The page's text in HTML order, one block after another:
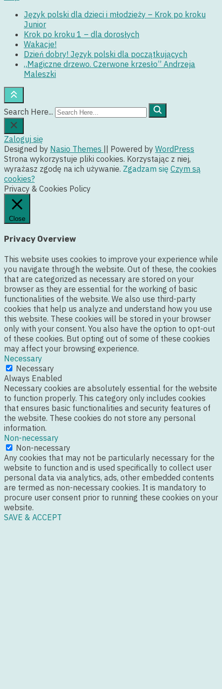
Język polski dla dzieci i młodzieży – Krok po kroku
Junior
Krok po kroku 1 – dla dorosłych
Wakacje!
Dzień dobry! Język polski dla początkujących
„Magiczne drzewo. Czerwone krzesło” Andrzeja
Maleszki
Search Here...
Zaloguj się
Designed by Nasio Themes || Powered by WordPress
Strona wykorzystuje pliki cookies. Korzystając z niej,
wyrażasz zgodę na ich używanie. Zgadzam się Czym są
cookies?
Privacy & Cookies Policy
Close
Privacy Overview
This website uses cookies to improve your experience while
you navigate through the website. Out of these, the cookies
that are categorized as necessary are stored on your
browser as they are essential for the working of basic
functionalities of the website. We also use third-party
cookies that help us analyze and understand how you use
this website. These cookies will be stored in your browser
only with your consent. You also have the option to opt-out
of these cookies. But opting out of some of these cookies
may affect your browsing experience.
Necessary
Necessary
Always Enabled
Necessary cookies are absolutely essential for the website
to function properly. This category only includes cookies
that ensures basic functionalities and security features of
the website. These cookies do not store any personal
information.
Non-necessary
Non-necessary
Any cookies that may not be particularly necessary for the
website to function and is used specifically to collect user
personal data via analytics, ads, other embedded contents
are termed as non-necessary cookies. It is mandatory to
procure user consent prior to running these cookies on your
website.
SAVE & ACCEPT